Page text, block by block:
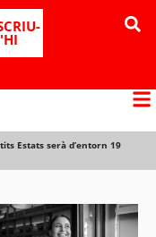
Estats serà d’entorn 19